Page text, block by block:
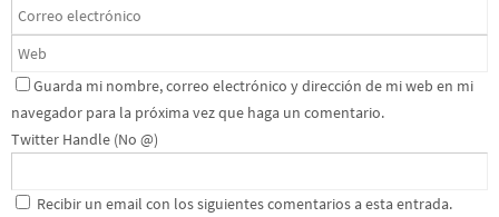
Guarda mi nombre, correo electrónico y dirección de mi web en mi
navegador para la próxima vez que haga un comentario.
Twitter Handle (No @)
Recibir un email con los siguientes comentarios a esta entrada.